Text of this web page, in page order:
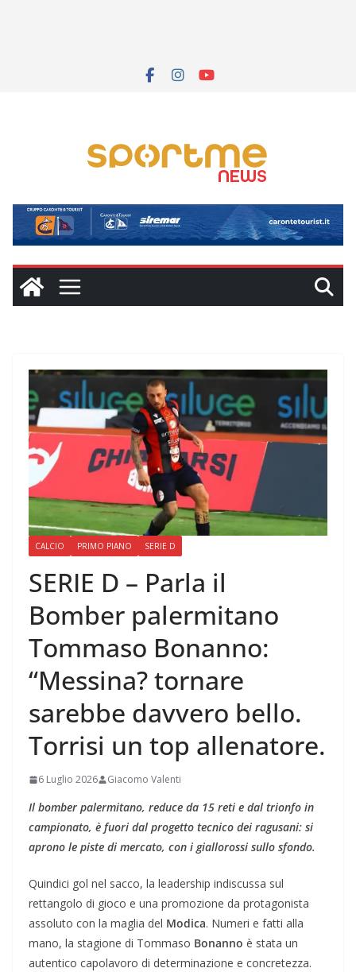
CALCIO PRIMO PIANO SERIE D
SERIE D – Parla il
Bomber palermitano
Tommaso Bonanno:
“Messina? tornare
sarebbe davvero bello.
Torrisi un top allenatore.
6 Luglio 2026 Giacomo Valenti
Il bomber palermitano, reduce da 15 reti e dal trionfo in
campionato, è fuori dal progetto tecnico dei ragusani: si
aprono le piste di mercato, con i giallorossi sullo sfondo.
Quindici gol nel sacco, la leadership indiscussa sul
rettangolo di gioco e una promozione da protagonista
assoluto con la maglia del Modica. Numeri e fatti alla
mano, la stagione di Tommaso Bonanno è stata un
autentico capolavoro di determinazione e concretezza.